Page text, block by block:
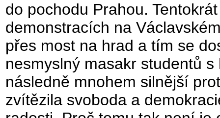
do pochodu Prahou.
demonstracích na
přes most na hrad a tím se
nesmyslný masakr studentů
následně mnohem silnější
zvítězila svoboda a